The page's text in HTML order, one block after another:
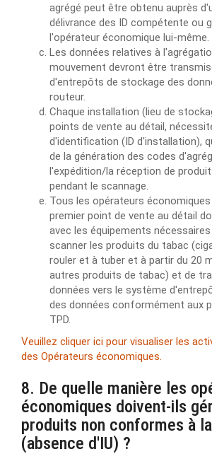
agrégé peut être obtenu auprès
délivrance des ID compétente ou
l'opérateur économique lui-même.
Les données relatives à
mouvement devront être
d'entrepôts de stockage des
routeur.
Chaque installation (lieu de
points de vente au détail,
d'identification (ID d'installation),
de la génération des codes
l'expédition/la réception de
pendant le scannage.
Tous les opérateurs
premier point de vente au détail
avec les équipements
scanner les produits du tabac
rouler et à tuber et à partir du 20
autres produits de tabac) et de
données vers le système
des données conformément aux
TPD.
Veuillez cliquer ici pour visualiser les
des Opérateurs économiques.
8. De quelle manière les
économiques doivent-ils
produits non conformes à
(absence d'IU) ?